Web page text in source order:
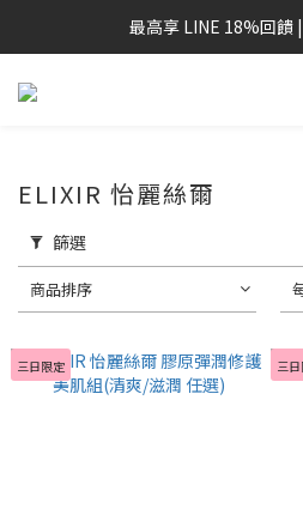
最高享 LINE 18%回饋
ELIXIR 怡麗絲爾
篩選
商品排序
三日限定 三